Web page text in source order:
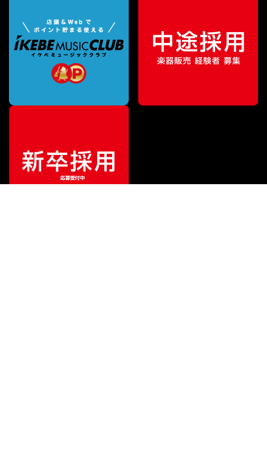
販売価格 231,000（税込）
¥220,000（税込）